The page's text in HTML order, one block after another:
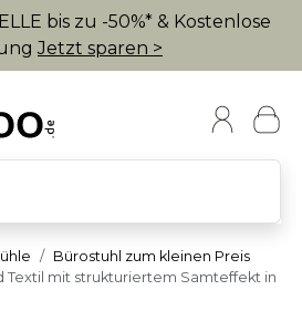
bis zu -50%* & Kostenlose
Jetzt sparen >
Bürostuhl zum kleinen Preis
Textil mit strukturiertem Samteffekt in